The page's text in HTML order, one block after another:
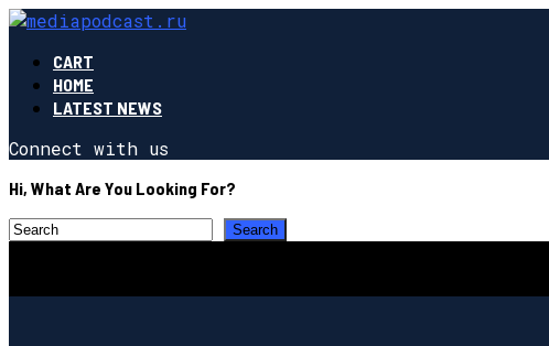
CART
HOME
LATEST NEWS
Connect with us
Hi, What Are You Looking For?